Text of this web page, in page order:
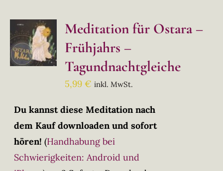
Meditation für Ostara –
Frühjahrs –
Tagundnachtgleiche
5,99€ inkl. MwSt.
Du kannst diese Meditation nach
dem Kauf downloaden und sofort
hören! (Handhabung bei
Schwierigkeiten: Android und